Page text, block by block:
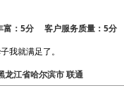
：5分 客户服务质量：5分
我就满足了。
江省哈尔滨市 联通